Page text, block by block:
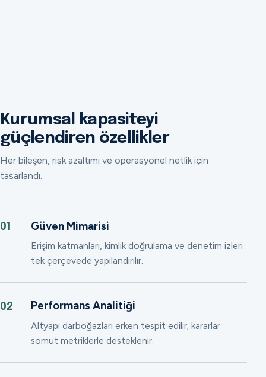
Kurumsal kapasiteyi
güçlendiren özellikler
Her bileşen, risk azaltımı ve operasyonel netlik için
tasarlandı.
01 Güven Mimarisi
Erişim katmanları, kimlik doğrulama ve denetim izleri
tek çerçevede yapılandırılır.
02 Performans Analitiği
Altyapı darboğazları erken tespit edilir; kararlar
somut metriklerle desteklenir.